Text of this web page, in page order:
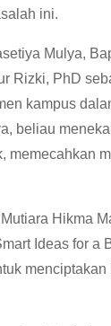
ini.
Mulya,
Rizki, PhD
kampus
beliau
memecahkan
Hikma
Ideas for a